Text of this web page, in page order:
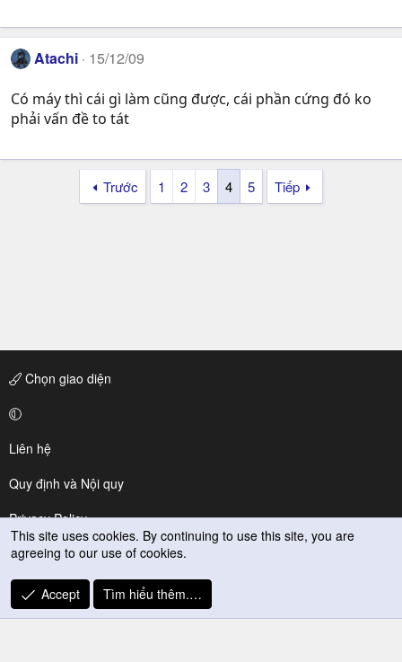
Atachi 15/12/09
Có máy thì cái gì làm cũng được, cái phần cứng đó ko
phải vấn đề to tát
Trước 1 2 3 4 5 Tiếp
Chọn giao diện
Liên hệ
Quy định và Nội quy
Privacy Policy
Trợ giúp
R
S
This site uses cookies. By continuing to use this site, you are
agreeing to our use of cookies.
Accept Tìm hiểu thêm.…